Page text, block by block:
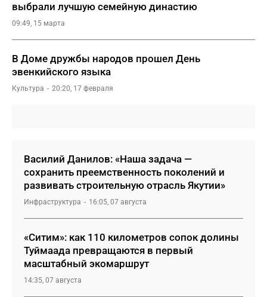
выбрали лучшую семейную династию
09:49, 15 марта
В Доме дружбы народов прошел День
эвенкийского языка
Культура 20:20, 17 февраля
Василий Данилов: «Наша задача —
сохранить преемственность поколений и
развивать строительную отрасль Якутии»
Инфраструктура 16:05, 07 августа
«Ситим»: как 110 километров сопок долины
Туймаада превращаются в первый
масштабный экомаршрут
14:35, 07 августа